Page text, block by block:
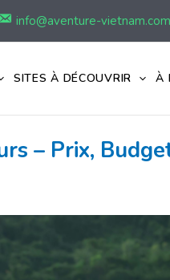
info@aventure-vietnam.com
SITES À DÉCOUVRIR À
– Prix,